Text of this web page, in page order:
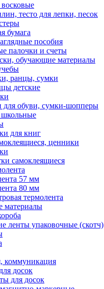
тесто для лепки, песок
бумага
пособия
палочки и счеты
обучающие материалы
ранцы, сумки
детские
обуви, сумки-шопперы
для книг
ценники
самоклеящиеся
57 мм
80 мм
термолента
материалы
ленты упаковочные (скотч)
коммуникация
досок
для досок